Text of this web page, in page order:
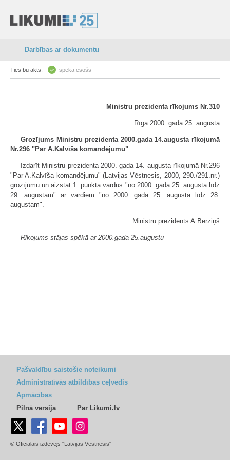
Darbības ar dokumentu
Tiesību akts: spēkā esošs
Ministru prezidenta rīkojums Nr.310
Rīgā 2000. gada 25. augustā
Grozījums Ministru prezidenta 2000.gada 14.augusta rīkojumā
Nr.296 "Par A.Kalvīša komandējumu"
Izdarīt Ministru prezidenta 2000. gada 14. augusta rīkojumā Nr.296
"Par A.Kalvīša komandējumu" (Latvijas Vēstnesis, 2000, 290./291.nr.)
grozījumu un aizstāt 1. punktā vārdus "no 2000. gada 25. augusta līdz
29. augustam" ar vārdiem "no 2000. gada 25. augusta līdz 28.
augustam".
Ministru prezidents A.Bērziņš
Rīkojums stājas spēkā ar 2000.gada 25.augustu
Pašvaldību saistošie noteikumi
Administratīvās atbildības ceļvedis
Apmācības
Pilnā versija
Par Likumi.lv
© Oficiālais izdevējs "Latvijas Vēstnesis"